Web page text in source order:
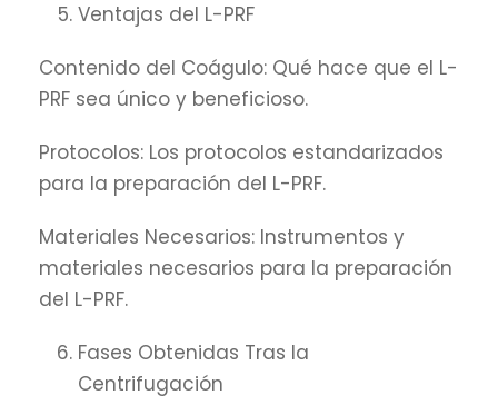
Ventajas del L-PRF
Contenido del Coágulo: Qué hace que el L-
PRF sea único y beneficioso.
Protocolos: Los protocolos estandarizados
para la preparación del L-PRF.
Materiales Necesarios: Instrumentos y
materiales necesarios para la preparación
del L-PRF.
Fases Obtenidas Tras la
Centrifugación